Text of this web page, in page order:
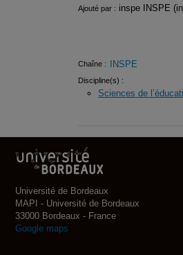
Infos
Ajouté par : inspe INSPE
Chaîne : INSPE
Discipline(s) :
Sciences de
Université de Bordeaux
MAPI - Université de Bordeaux
33000 Bordeaux - France
Google maps